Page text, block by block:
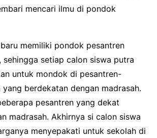
mencari ilmu di pondok
memiliki pondok pesantren
sehingga setiap calon siswa putra
untuk mondok di pesantren-
berdekatan dengan madrasah.
pesantren yang dekat
madrasah. Akhirnya si calon siswa
menyepakati untuk sekolah di